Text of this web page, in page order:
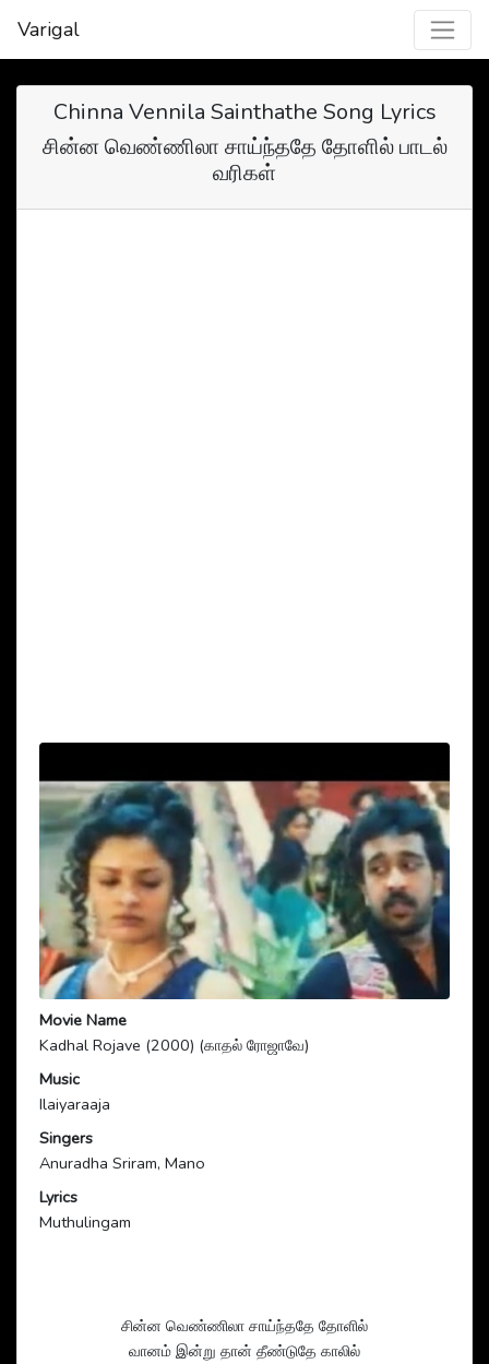
Varigal
Chinna Vennila Sainthathe Song Lyrics
சின்ன வெண்ணிலா சாய்ந்ததே தோளில் பாடல்
வரிகள்
Movie Name
Kadhal Rojave (2000) (காதல் ரோஜாவே)
Music
Ilaiyaraaja
Singers
Anuradha Sriram, Mano
Lyrics
Muthulingam
சின்ன வெண்ணிலா சாய்ந்ததே தோளில்
வானம் இன்று தான் தீண்டுதே காலில்